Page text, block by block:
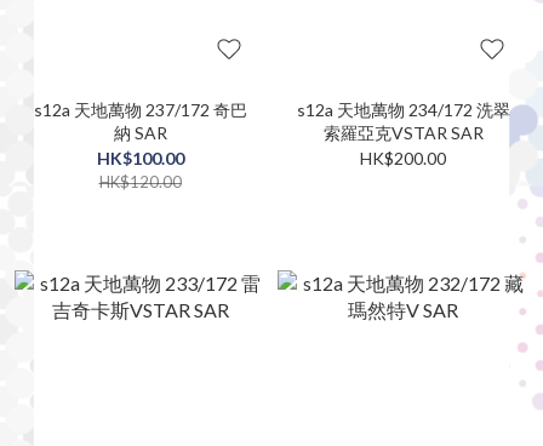
s12a 天地萬物 237/172 奇巴
納 SAR
HK$100.00
HK$120.00
s12a 天地萬物 234/172 洗翠
索羅亞克VSTAR SAR
HK$200.00